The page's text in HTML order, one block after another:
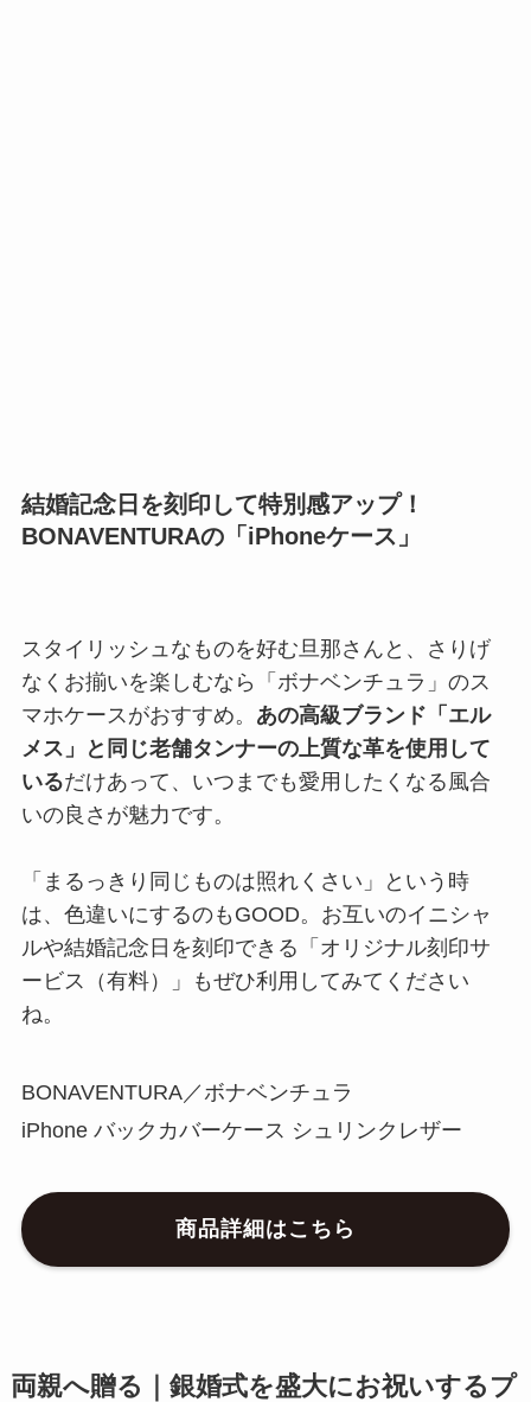
結婚記念日を刻印して特別感アップ！
BONAVENTURAの「iPhoneケース」
スタイリッシュなものを好む旦那さんと、さりげ
なくお揃いを楽しむなら「ボナベンチュラ」のス
マホケースがおすすめ。 あの高級ブランド「エル
メス」と同じ老舗タンナーの上質な革を使用して
いるだけあって、いつまでも愛用したくなる風合
いの良さが魅力です。
「まるっきり同じものは照れくさい」という時
は、色違いにするのもGOOD。お互いのイニシャ
ルや結婚記念日を刻印できる「オリジナル刻印サ
ービス（有料）」もぜひ利用してみてください
ね。
BONAVENTURA／ボナベンチュラ
iPhone バックカバーケース シュリンクレザー
商品詳細はこちら
両親へ贈る｜銀婚式を盛大にお祝いするプ